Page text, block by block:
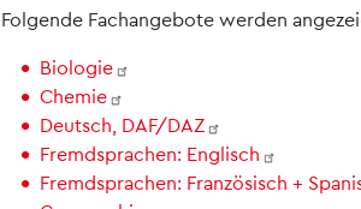
Folgende Fachangebote werden
Biologie
Chemie
Deutsch, DAF/DAZ
Fremdsprachen: Englisch
Fremdsprachen: Französisch +